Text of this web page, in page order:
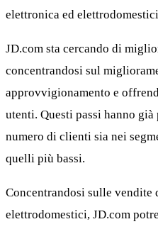
elettronica ed
JD.com sta cercando di
concentrandosi sul
approvvigionamento e
utenti. Questi passi hanno
numero di clienti sia nei
quelli più bassi.
Concentrandosi sulle vendite
elettrodomestici, JD.com